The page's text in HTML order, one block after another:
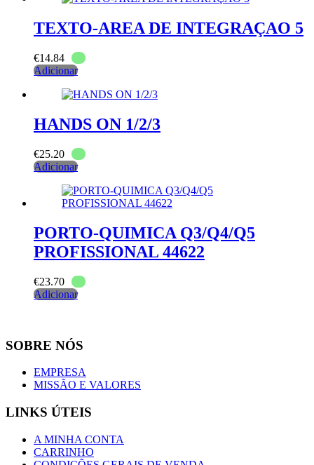
TEXTO-AREA DE INTEGRAÇAO 5
€14.84
Adicionar
HANDS ON 1/2/3
€25.20
Adicionar
PORTO-QUIMICA Q3/Q4/Q5
PROFISSIONAL 44622
€23.70
Adicionar
SOBRE NÓS
EMPRESA
MISSÃO E VALORES
LINKS ÚTEIS
A MINHA CONTA
CARRINHO